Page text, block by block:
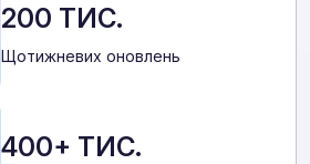
200 ТИС.
Щотижневих оновлень
400+ ТИС.